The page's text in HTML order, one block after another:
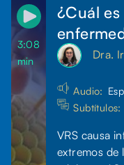
3:08
min
¿Cuál
Dra.
Audio:
Subtítulos:
VRS causa
extremos de